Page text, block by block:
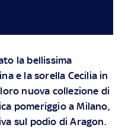
la bellissima
e la sorella Cecilia in
nuova collezione di
pomeriggio a Milano,
sul podio di Aragon.